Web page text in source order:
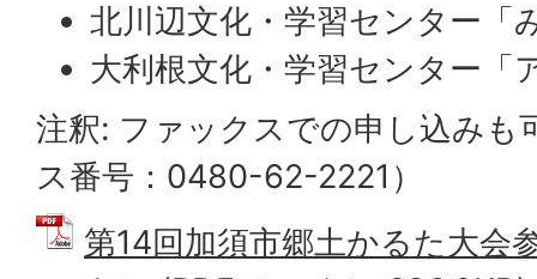
北川辺文化・学習センター「
大利根文化・学習センター「
注釈: ファックスでの申し込みも
ス番号：0480-62-2221）
第14回加須市郷土かるた大会